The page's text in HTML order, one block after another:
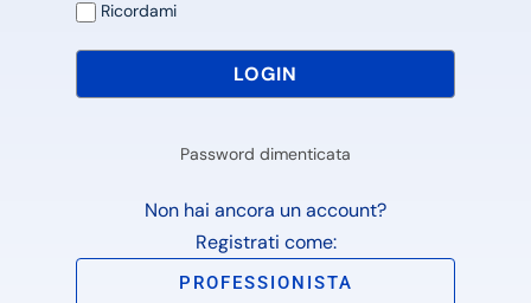
Ricordami
Password dimenticata
Non hai ancora un account?
Registrati come:
PROFESSIONISTA